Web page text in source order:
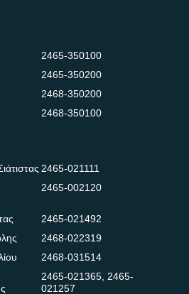
2465-350100
2465-350200
2468-350200
2468-350100
2465-021111
2465-002120
2465-021492
2468-022319
2468-031514
2465-021365,2465-
021257